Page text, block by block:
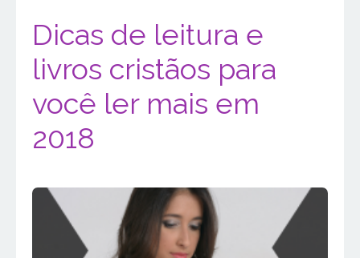
Dicas de leitura e
livros cristãos para
você ler mais em
2018